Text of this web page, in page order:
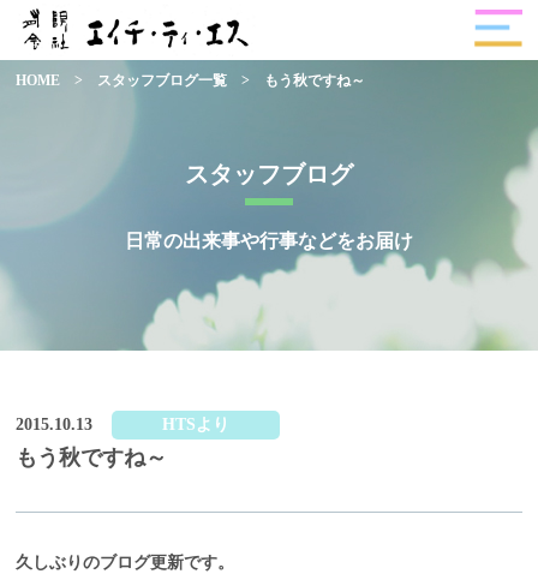
スタッフブログ
日常の出来事や行事などをお届け
HOME > スタッフブログ一覧 > もう秋ですね～
2015.10.13 HTSより
もう秋ですね～
久しぶりのブログ更新です。